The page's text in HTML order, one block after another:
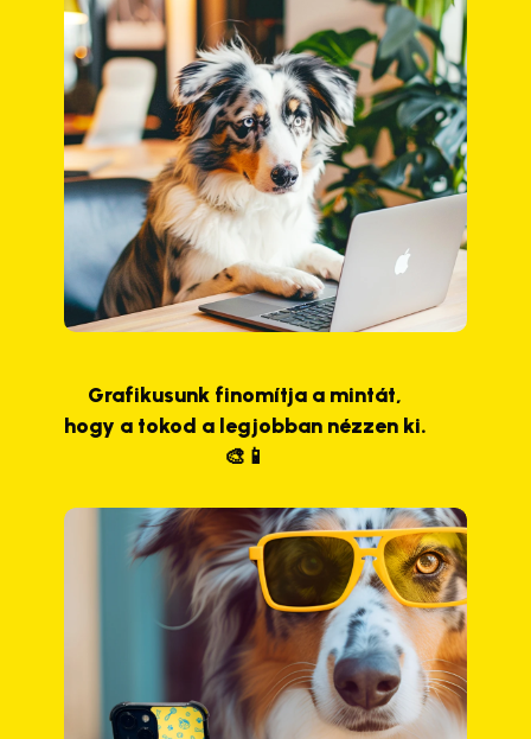
Grafikusunk finomítja a mintát,
hogy a tokod a legjobban nézzen ki.
🎨📱